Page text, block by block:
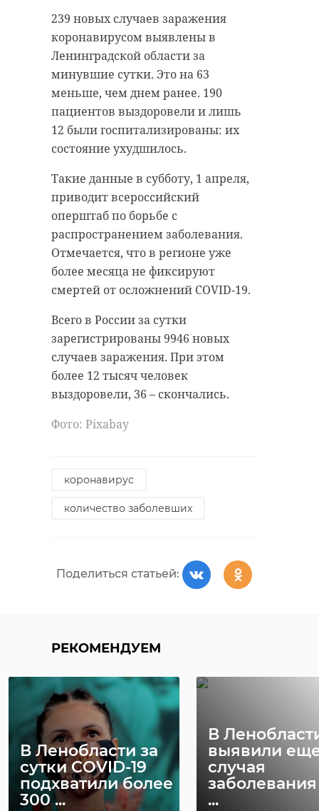
239 новых случаев заражения
коронавирусом выявлены в
Ленинградской области за
минувшие сутки. Это на 63
меньше, чем днем ранее. 190
пациентов выздоровели и лишь
12 были госпитализированы: их
состояние ухудшилось.
Такие данные в субботу, 1 апреля,
приводит всероссийский
оперштаб по борьбе с
распространением заболевания.
Отмечается, что в регионе уже
более месяца не фиксируют
смертей от осложнений COVID-19.
Всего в России за сутки
зарегистрированы 9946 новых
случаев заражения. При этом
более 12 тысяч человек
выздоровели, 36 – скончались.
Фото: Pixabay
коронавирус
количество заболевших
Поделиться статьей:
РЕКОМЕНДУЕМ
В Ленобласти за
сутки COVID-19
подхватили более
300 ...
В
выявили еще
случая
...
В это воскресенье, 2 апреля, в
Ленинградской области будет
облачно с прояснениями. В
большинстве районов
прогнозируют небольшой снег
или мокрый снег.
В ночные часы термометры
покажут от -1 до -6 градусов,
однако местами похолодает до -11.
Днем воздух прогреется до -1…+4
градусов. Также будет дуть северо-
восточный, северный ветер со
скоростью от 7 до 12 м/с. На
дорогах по-прежнему скользко.
Атмосферное давление в течение
суток будет расти.
Фото: Freepik
прогноз погоды
Погода в
Ленобласти на 14
июня: облака,
дожди и грозы
13 июня, 17:00
Ленобласти
облачно,
14 июня, 16:28
На льду реки Свирь в Лодейном
Поле в субботу, 1 апреля, заметили
собаку. На помощь четвероногой
пришли сотрудники местного
поисково-спасательного отряда.
Спасатели в гидрокостюмах
добрались до животного и
доставил пса на берег, сообщили в
Аварийно-спасательной службе
Ленинградской области.
Фото: Аварийно-спасательная
служба Ленинградской области
аварийно-спасательная служба
животные
спасение животных